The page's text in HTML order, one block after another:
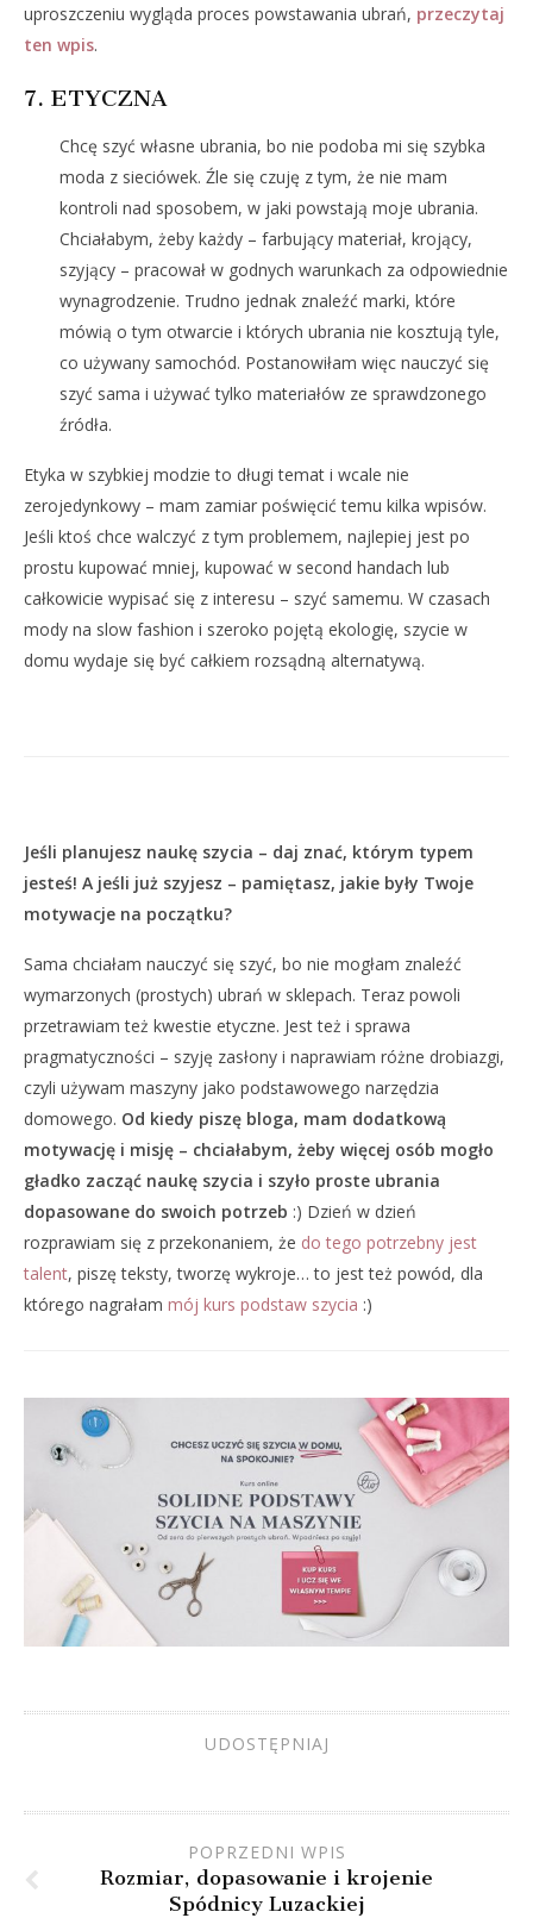
uproszczeniu wygląda proces powstawania ubrań, przeczytaj
ten wpis.
7. ETYCZNA
Chcę szyć własne ubrania, bo nie podoba mi się szybka
moda z sieciówek. Źle się czuję z tym, że nie mam
kontroli nad sposobem, w jaki powstają moje ubrania.
Chciałabym, żeby każdy – farbujący materiał, krojący,
szyjący – pracował w godnych warunkach za odpowiednie
wynagrodzenie. Trudno jednak znaleźć marki, które
mówią o tym otwarcie i których ubrania nie kosztują tyle,
co używany samochód. Postanowiłam więc nauczyć się
szyć sama i używać tylko materiałów ze sprawdzonego
źródła.
Etyka w szybkiej modzie to długi temat i wcale nie
zerojedynkowy – mam zamiar poświęcić temu kilka wpisów.
Jeśli ktoś chce walczyć z tym problemem, najlepiej jest po
prostu kupować mniej, kupować w second handach lub
całkowicie wypisać się z interesu – szyć samemu. W czasach
mody na slow fashion i szeroko pojętą ekologię, szycie w
domu wydaje się być całkiem rozsądną alternatywą.
Jeśli planujesz naukę szycia – daj znać, którym typem
jesteś! A jeśli już szyjesz – pamiętasz, jakie były Twoje
motywacje na początku?
Sama chciałam nauczyć się szyć, bo nie mogłam znaleźć
wymarzonych (prostych) ubrań w sklepach. Teraz powoli
przetrawiam też kwestie etyczne. Jest też i sprawa
pragmatyczności – szyję zasłony i naprawiam różne drobiazgi,
czyli używam maszyny jako podstawowego narzędzia
domowego. Od kiedy piszę bloga, mam dodatkową
motywację i misję – chciałabym, żeby więcej osób mogło
gładko zacząć naukę szycia i szyło proste ubrania
dopasowane do swoich potrzeb :) Dzień w dzień
rozprawiam się z przekonaniem, że do tego potrzebny jest
talent, piszę teksty, tworzę wykroje… to jest też powód, dla
którego nagrałam mój kurs podstaw szycia :)
UDOSTĘPNIAJ
POPRZEDNI WPIS
Rozmiar, dopasowanie i krojenie
Spódnicy Luzackiej